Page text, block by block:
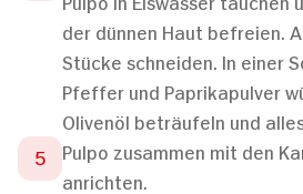
der dünnen Haut befreien.
Stücke schneiden. In einer
Pfeffer und Paprikapulver
Olivenöl beträufeln und
Pulpo zusammen mit den
anrichten.